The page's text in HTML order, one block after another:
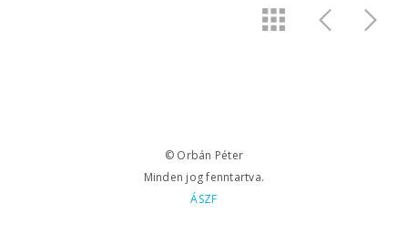
© Orbán Péter
Minden jog fenntartva.
ÁSZF